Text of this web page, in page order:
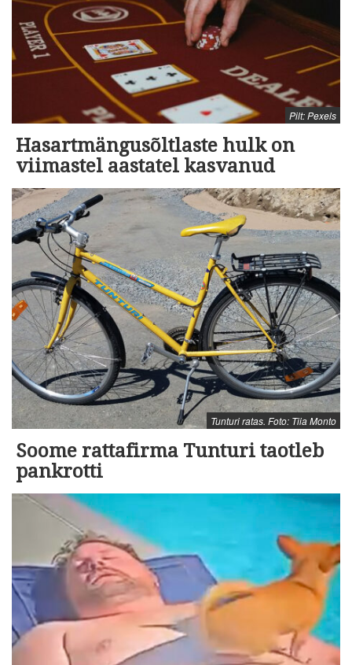
Pilt: Pexels
Hasartmängusõltlaste hulk on
viimastel aastatel kasvanud
Tunturi ratas. Foto: Tiia Monto
Soome rattafirma Tunturi taotleb
pankrotti